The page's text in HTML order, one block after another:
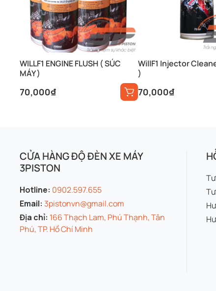
WILLF1 ENGINE FLUSH ( SÚC
MÁY )
70,000₫
WillF1 Injector
)
70,000₫
CỬA HÀNG ĐỘ ĐÈN XE MÁY
3PISTON
Hotline: 0902.597.655
Email: 3pistonvn@gmail.com
Địa chỉ: 166 Thạch Lam, Phú Thạnh, Tân
Phú, TP. Hồ Chí Minh